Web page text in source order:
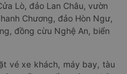
Lò, đảo Lan Châu, vườn
Chương, đảo Hòn Ngư,
đồng cừu Nghệ An, biển
vé xe khách, máy bay, tàu